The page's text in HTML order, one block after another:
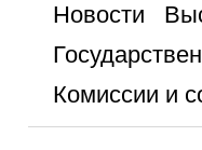
Новости
Комиссии и